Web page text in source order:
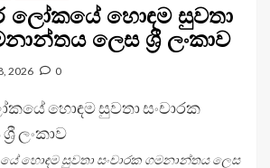
ලෝකයේ හොඳම සුවතා
ලෙස ශ්‍රී ලංකාව
2026 0
හොඳම සුවතා සංචාරක ගමනාන්තය ලෙස